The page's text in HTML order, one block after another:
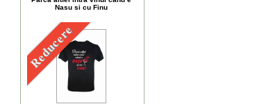
Nasu si cu Finu
Reducere